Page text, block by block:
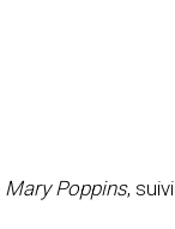
Mary Poppins,